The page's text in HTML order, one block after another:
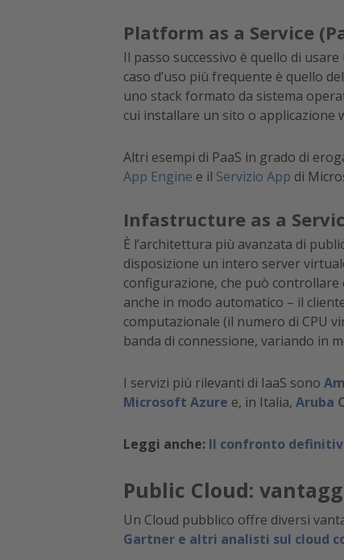
Platform as a Service
Il passo successivo è quello di
caso d’uso più frequente è quello
uno stack formato da sistema
cui installare un sito o applicazione
Altri esempi di PaaS in grado di
App Engine e il Servizio App di
Infastructure as a
È l’architettura più avanzata di
disposizione un intero server
configurazione, che può controllare
anche in modo automatico – il
computazionale (il numero di CPU
banda di connessione, variando in
I servizi più rilevanti di IaaS sono
Microsoft Azure e, in Italia, Aruba
Leggi anche: Il confronto
Public Cloud:
Un Cloud pubblico offre diversi
Gartner e altri analisti sul cloud